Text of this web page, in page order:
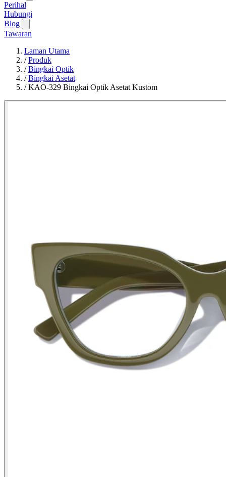
Perihal
Hubungi
Blog
Tawaran
Laman Utama
/Produk
/Bingkai Optik
/Bingkai Asetat
/KAO-329 Bingkai Optik Asetat Kustom